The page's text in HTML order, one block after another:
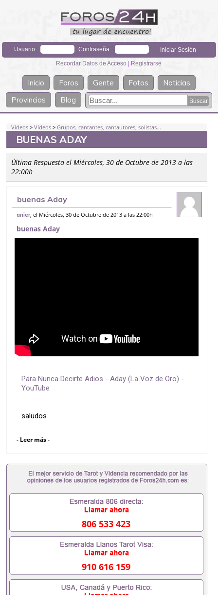
Usuario: Contraseña:
Recordar Datos de Acceso | Registrarse
Inicio Foros Gente Fotos
Noticias
Provincias
Blog
Videos >Vídeos >Grupos, cantantes, cantautores, solistas...
BUENAS ADAY
Última Respuesta el Miércoles, 30 de Octubre de 2013 a las
22:00h
buenas Aday
anier, el Miércoles, 30 de Octubre de 2013 a las 22:00h
buenas Aday
Para Nunca Decirte Adios - Aday (La Voz de Oro) -
YouTube
saludos
- Leer más -
806 533 423
910 616 159